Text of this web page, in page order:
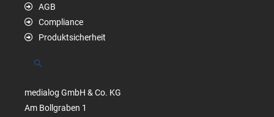
AGB
Compliance
Produktsicherheit
Suchen
medialog GmbH & Co. KG
Am Bollgraben 1